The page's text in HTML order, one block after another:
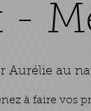
-
Aurélie au
à faire vos